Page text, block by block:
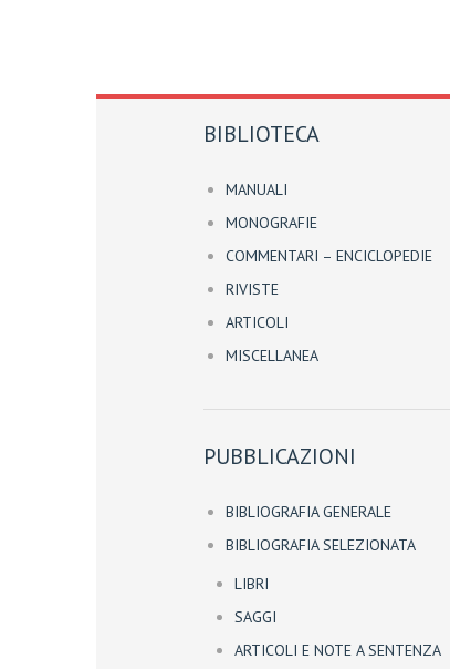
BIBLIOTECA
MANUALI
MONOGRAFIE
COMMENTARI – ENCICLOPEDIE
RIVISTE
ARTICOLI
MISCELLANEA
PUBBLICAZIONI
BIBLIOGRAFIA GENERALE
BIBLIOGRAFIA SELEZIONATA
LIBRI
SAGGI
ARTICOLI E NOTE A SENTENZA